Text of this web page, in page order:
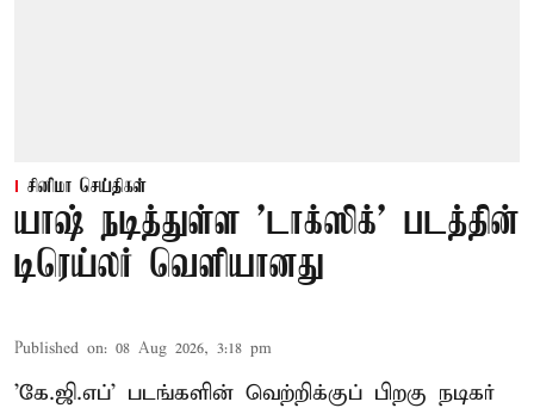
சினிமா செய்திகள்
யாஷ் நடித்துள்ள 'டாக்‌ஸிக்' படத்தின்
டிரெய்லர் வெளியானது
Published on: 08 Aug 2026, 3:18 pm
'கே.ஜி.எப்' படங்களின் வெற்றிக்குப் பிறகு நடிகர்